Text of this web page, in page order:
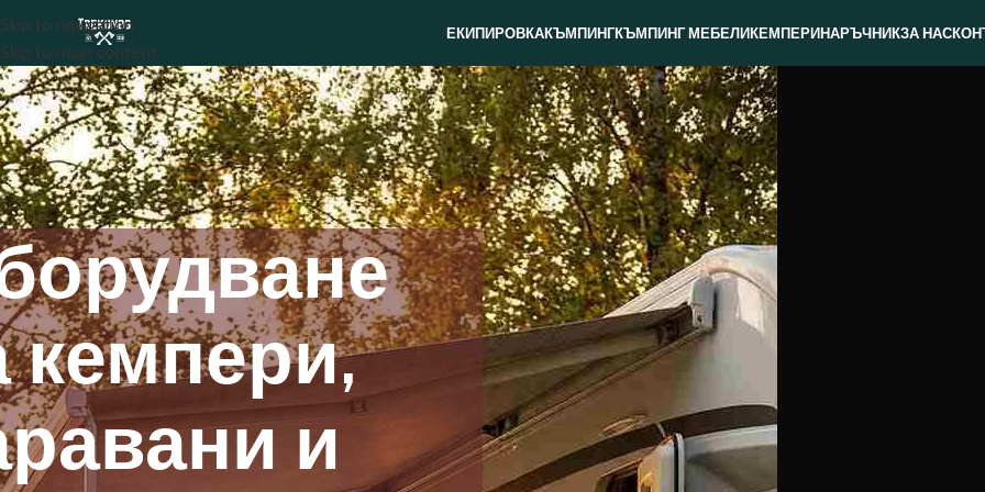
Skip to navigation
Skip to main content
ЕКИПИРОВКАКЪМПИНГКЪМПИНГ МЕБЕЛИКЕМПЕРИНАРЪЧНИКЗА НАС
кемпери,
и